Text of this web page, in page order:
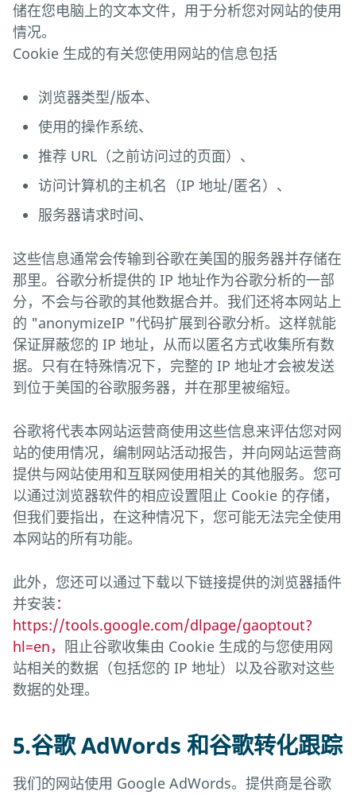
储在您电脑上的文本文件，用于分析您对网站的使用
情况。
Cookie 生成的有关您使用网站的信息包括
浏览器类型/版本、
使用的操作系统、
推荐 URL（之前访问过的页面）、
访问计算机的主机名（IP 地址/匿名）、
服务器请求时间、
这些信息通常会传输到谷歌在美国的服务器并存储在
那里。谷歌分析提供的 IP 地址作为谷歌分析的一部
分，不会与谷歌的其他数据合并。我们还将本网站上
的 "anonymizeIP "代码扩展到谷歌分析。这样就能
保证屏蔽您的 IP 地址，从而以匿名方式收集所有数
据。只有在特殊情况下，完整的 IP 地址才会被发送
到位于美国的谷歌服务器，并在那里被缩短。
谷歌将代表本网站运营商使用这些信息来评估您对网
站的使用情况，编制网站活动报告，并向网站运营商
提供与网站使用和互联网使用相关的其他服务。您可
以通过浏览器软件的相应设置阻止 Cookie 的存储，
但我们要指出，在这种情况下，您可能无法完全使用
本网站的所有功能。
此外，您还可以通过下载以下链接提供的浏览器插件
并安装：
https://tools.google.com/dlpage/gaoptout?
hl=en， 阻止谷歌收集由 Cookie 生成的与您使用网
站相关的数据（包括您的 IP 地址）以及谷歌对这些
数据的处理。
5.谷歌 AdWords 和谷歌转化跟踪
我们的网站使用 Google AdWords。提供商是谷歌